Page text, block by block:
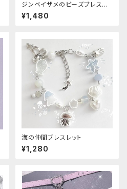
ジンベイザメのビーズブレスレ
ット
¥1,480
海の仲間ブレスレット
¥1,280